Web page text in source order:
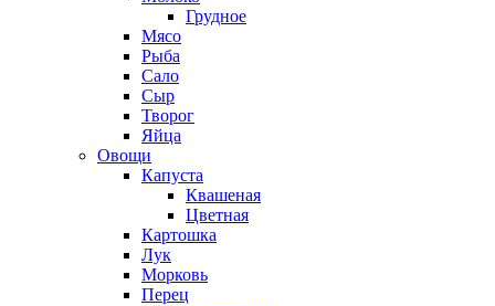
Грудное
Мясо
Рыба
Сало
Сыр
Творог
Яйца
Овощи
Капуста
Квашеная
Цветная
Картошка
Лук
Морковь
Перец